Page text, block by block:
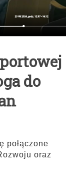
do
połączone
oraz